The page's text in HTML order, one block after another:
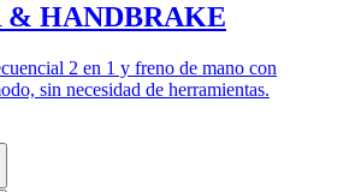
& HANDBRAKE
2 en 1 y freno de mano con
sin necesidad de herramientas.